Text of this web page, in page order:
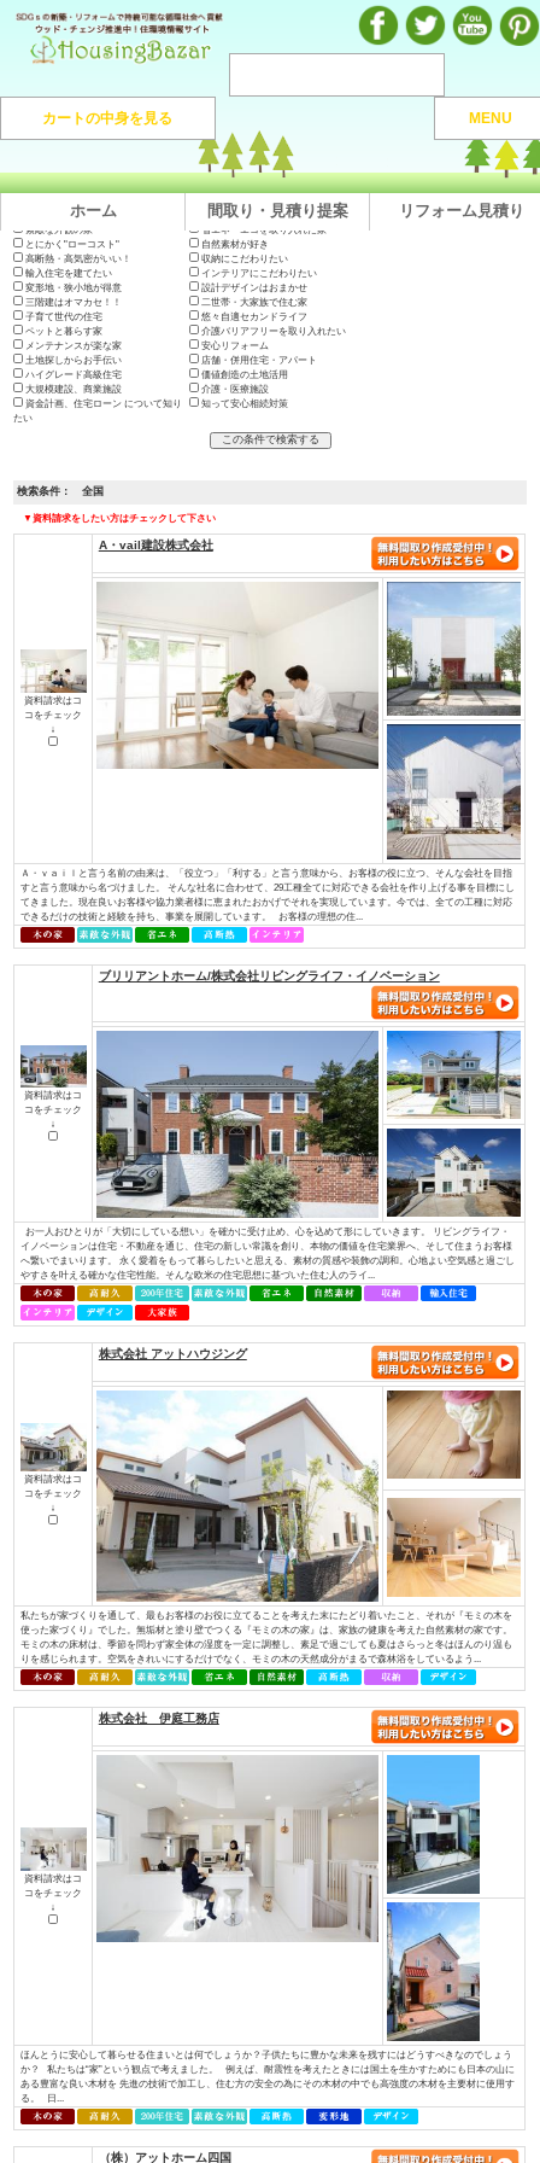
カートの中身を見る MENU
ホーム 間取り・見積り提案 リフォーム見積り
注文住宅のマンガや施工実例、動画を見ながら地域の優良工務店が探せるハウジングバザール
注文住宅HOME> 地域から捜す >全国
出展会社一覧
テーマで絞り込む
木の家に住みたい 地震に強い高耐久の家
長期優良住宅・200年住宅
やっぱり"和"が好き
素敵な外観の家
省エネ・エコを取り入れた家
とにかく"ローコスト"
高断熱・高気密がいい！
設計デザインはおまかせ
子育て世代の住宅
メンテナンスが楽な家
安心リフォーム
土地探しからお手伝い
店舗・併用住宅・アパート
ハイグレード高級住宅
価値創造の土地活用
介護・医療施設
資金計画、住宅ローン について知り
知って安心相続対策
検索条件： 全国
資料請求はコ
コをチェック
Ａ・ｖａｉｌと言う名前の由来は、「役立つ」「利する」と言う意味から
すと言う意味から名づけました。 そんな社名に合わせて、29工種全てに対
てきました。現在良いお客様や協力業者様に恵まれたおかげでそれを実現
できるだけの技術と経験を持ち、事業を展開しています。 お客様の理想の
資料請求はコ
コをチェック
ブリリアントホーム/株式会社リビングライフ
お一人おひとりが「大切にしている想い」を確かに受け止め、心を込めて
イノベーションは住宅・不動産を通じ、住宅の新しい常識を創り、本物の
へ繋いでまいります。 永く愛着をもって暮らしたいと思える、素材の質感
やすさを叶える確かな住宅性能。そんな欧⽶の住宅思想に基づいた住む⼈の
株式会社 アットハウジング